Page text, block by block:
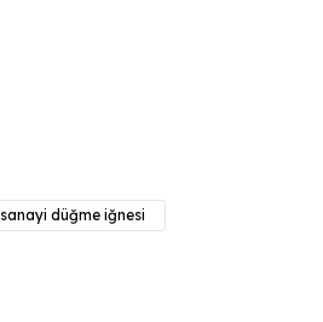
sanayi düğme iğnesi